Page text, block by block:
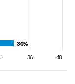
30%
30%
36 48